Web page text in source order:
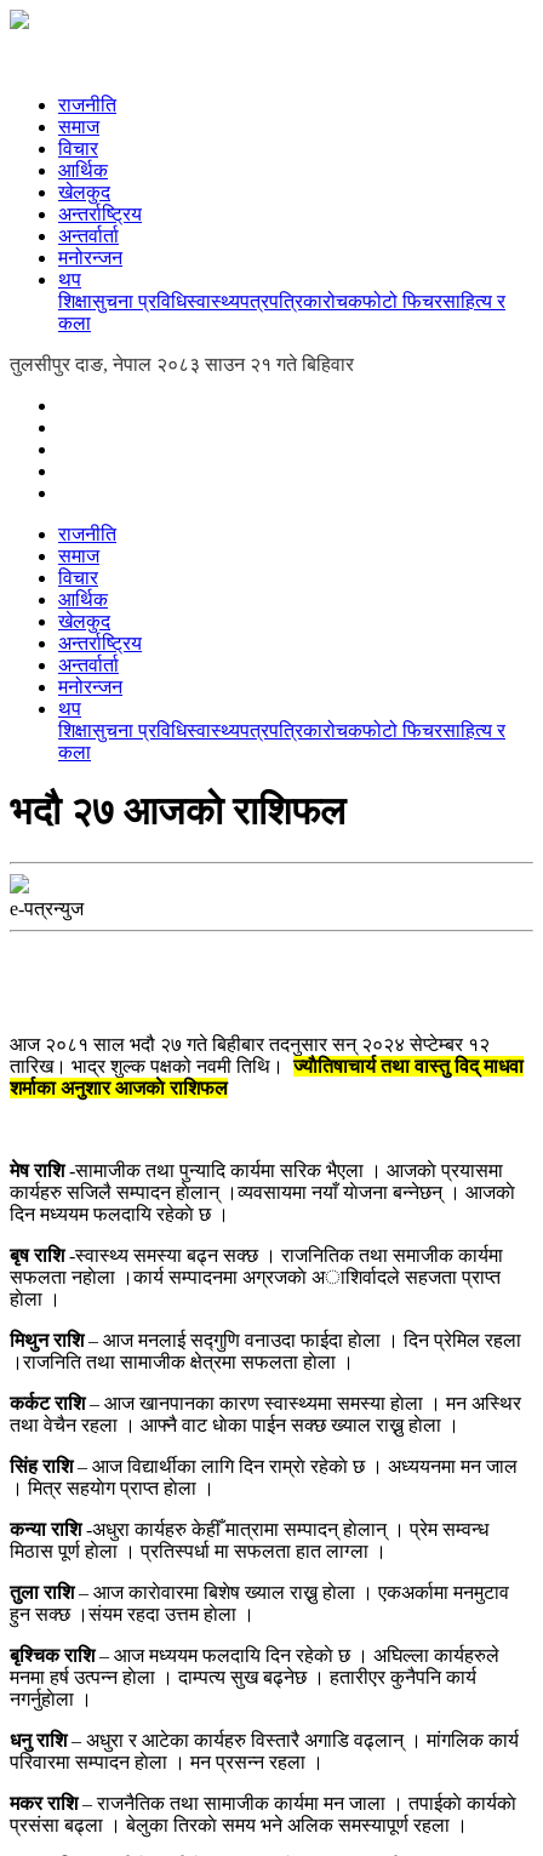
राजनीति
समाज
विचार
आर्थिक
खेलकुद
अन्तर्राष्ट्रिय
अन्तर्वार्ता
मनोरन्जन
थप
शिक्षासुचना प्रविधिस्वास्थ्यपत्रपत्रिकारोचकफोटो फिचरसाहित्य र
कला
तुलसीपुर दाङ, नेपाल २०८३ साउन २१ गते बिहिवार
राजनीति
समाज
विचार
आर्थिक
खेलकुद
अन्तर्राष्ट्रिय
अन्तर्वार्ता
मनोरन्जन
थप
शिक्षासुचना प्रविधिस्वास्थ्यपत्रपत्रिकारोचकफोटो फिचरसाहित्य र
कला
भदौ २७ आजकाे राशिफल
e-पत्रन्युज
आज २०८१ साल भदौ २७ गते बिहीबार तदनुसार सन् २०२४ सेप्टेम्बर १२
तारिख। भाद्र शुल्क पक्षको नवमी तिथि।ज्याैतिषाचार्य तथा वास्तु विद् माधवा
शर्माका अनुशार आजकाे राशिफल
मेष राशि-सामाजीक तथा पुन्यादि कार्यमा सरिक भैएला । आजकाे प्रयासमा
कार्यहरु सजिलै सम्पादन हाेलान् ।व्यवसायमा नयाँ याेजना बन्नेछन् । आजकाे
दिन मध्ययम फलदायि रहेकाे छ ।
बृष राशि-स्वास्थ्य समस्या बढ्न सक्छ । राजनितिक तथा समाजीक कार्यमा
सफलता नहाेला ।कार्य सम्पादनमा अग्रजकाे अाशिर्वादले सहजता प्राप्त
हाेला ।
मिथुन राशि– आज मनलाई सद्गुणि वनाउदा फाईदा हाेला । दिन प्रेमिल रहला
।राजनिति तथा सामाजीक क्षेत्रमा सफलता हाेला ।
कर्कट राशि– आज खानपानका कारण स्वास्थ्यमा समस्या हाेला । मन अस्थिर
तथा वेचैन रहला । आफ्नै वाट धाेका पाईन सक्छ ख्याल राख्नु हाेला ।
सिंह राशि– आज विद्यार्थीका लागि दिन राम्राे रहेकाे छ । अध्ययनमा मन जाल
। मित्र सहयाेग प्राप्त हाेला ।
कन्या राशि-अधुरा कार्यहरु केहीँ मात्रामा सम्पादन् हाेलान् । प्रेम सम्वन्ध
मिठास पूर्ण हाेला । प्रतिस्पर्धा मा सफलता हात लाग्ला ।
तुला राशि– आज काराेवारमा बिशेष ख्याल राख्नु हाेला । एकअर्कामा मनमुटाव
हुन सक्छ ।संयम रहदा उत्तम हाेला ।
बृश्चिक राशि– आज मध्ययम फलदायि दिन रहेकाे छ । अघिल्ला कार्यहरुले
मनमा हर्ष उत्पन्न हाेला । दाम्पत्य सुख बढ्नेछ । हतारीएर कुनैपनि कार्य
नगर्नुहाेला ।
धनु राशि– अधुरा र आटेका कार्यहरु विस्तारै अगाडि वढ्लान् । मांगलिक कार्य
परिवारमा सम्पादन हाेला । मन प्रसन्न रहला ।
मकर राशि– राजनैतिक तथा सामाजीक कार्यमा मन जाला । तपाईकाे कार्यकाे
प्रसंसा बढ्ला । बेलुका तिरकाे समय भने अलिक समस्यापूर्ण रहला ।